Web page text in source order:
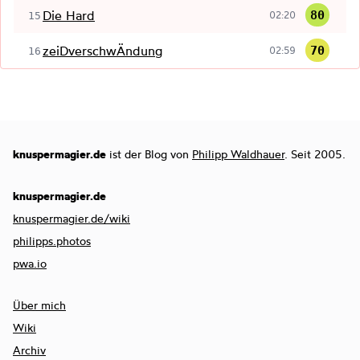
15 Die Hard 02:20 80
16 zeiDverschwÄndung 02:59 70
knuspermagier.de ist der Blog von Philipp Waldhauer. Seit 2005.
knuspermagier.de
knuspermagier.de/wiki
philipps.photos
pwa.io
Über mich
Wiki
Archiv